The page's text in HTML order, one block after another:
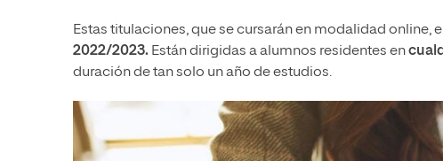
Estas titulaciones, que se cursarán en modalidad online,
2022/2023. Están dirigidas a alumnos residentes en
duración de tan solo un año de estudios.